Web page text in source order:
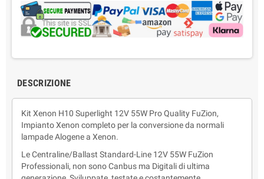
DESCRIZIONE
Kit Xenon H10 Superlight 12V 55W Pro Quality FuZion,
Impianto Xenon completo per la conversione da normali
lampade Alogene a Xenon.
Le Centraline/Ballast Standard-Line 12V 55W FuZion
Professionali, non sono Canbus ma Digitali di ultima